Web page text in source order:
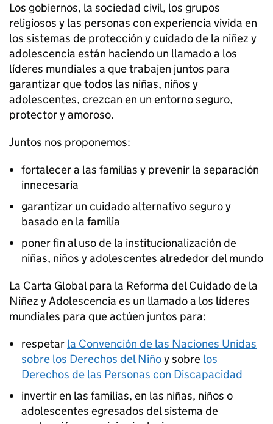
Los gobiernos, la sociedad civil, los grupos
religiosos y las personas con experiencia vivida en
los sistemas de protección y cuidado de la niñez y
adolescencia están haciendo un llamado a los
líderes mundiales a que trabajen juntos para
garantizar que todos las niñas, niños y
adolescentes, crezcan en un entorno seguro,
protector y amoroso.
Juntos nos proponemos:
fortalecer a las familias y prevenir la separación
innecesaria
garantizar un cuidado alternativo seguro y
basado en la familia
poner fin al uso de la institucionalización de
niñas, niños y adolescentes alrededor del mundo
La Carta Global para la Reforma del Cuidado de la
Niñez y Adolescencia es un llamado a los líderes
mundiales para que actúen juntos para:
respetar la Convención de las Naciones Unidas
sobre los Derechos del Niñoy sobre los
Derechos de las Personas con Discapacidad
invertir en las familias, en las niñas, niños o
adolescentes egresados del sistema de